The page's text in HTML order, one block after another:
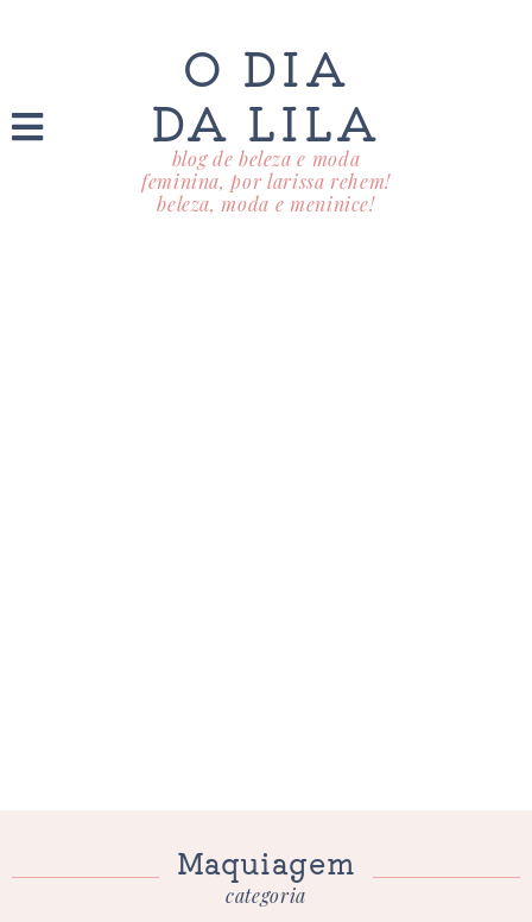
O DIA
DA LILA
blog de beleza e moda
feminina, por larissa rehem!
beleza, moda e meninice!
Maquiagem
categoria